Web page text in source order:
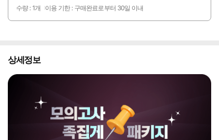
수량 : 1개
이용 기한 : 구매완료로부터 30일 이내
상세정보